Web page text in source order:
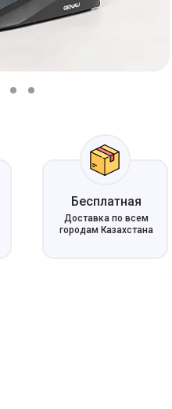
Бесплатная
Доставка по всем
городам Казахстана